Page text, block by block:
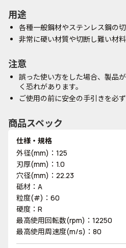
用途
各種一般鋼材やステンレス鋼の切
非常に硬い材質や切断し難い材料
注意
誤った使い方をした場合、製品
く恐れがあります。
ご使用の前に安全の手引きを必
商品スペック
仕様・規格
外径(mm)：125
刃厚(mm)：1.0
穴径(mm)：22.23
砥材：A
粒度(#)：60
硬度：R
最高使用回転数(rpm)：12250
最高使用周速度(m/s)：80